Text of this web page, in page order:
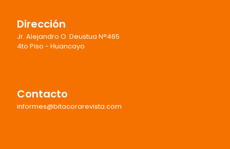
Dirección
Jr. Alejandro O. Deustua N°465
4to Piso - Huancayo
Contacto
informes@bitacorarevista.com